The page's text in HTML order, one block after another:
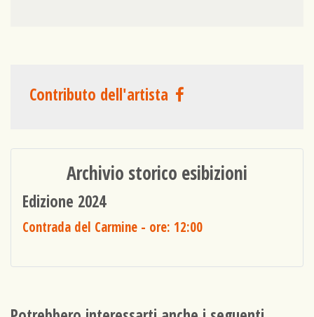
Contributo dell'artista
Archivio storico esibizioni
Edizione 2024
Contrada del Carmine - ore: 12:00